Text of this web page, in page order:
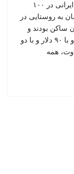
عیسی و عبدالله امیدوار، اولین جهانگردان ایرانی در ۱۰۰
به روستایی در
ساکن بودند و
اولین سفر ماجراجویانه خود را سال ۱۳۳۳ و با ۹۰ دلار و با دو
همه